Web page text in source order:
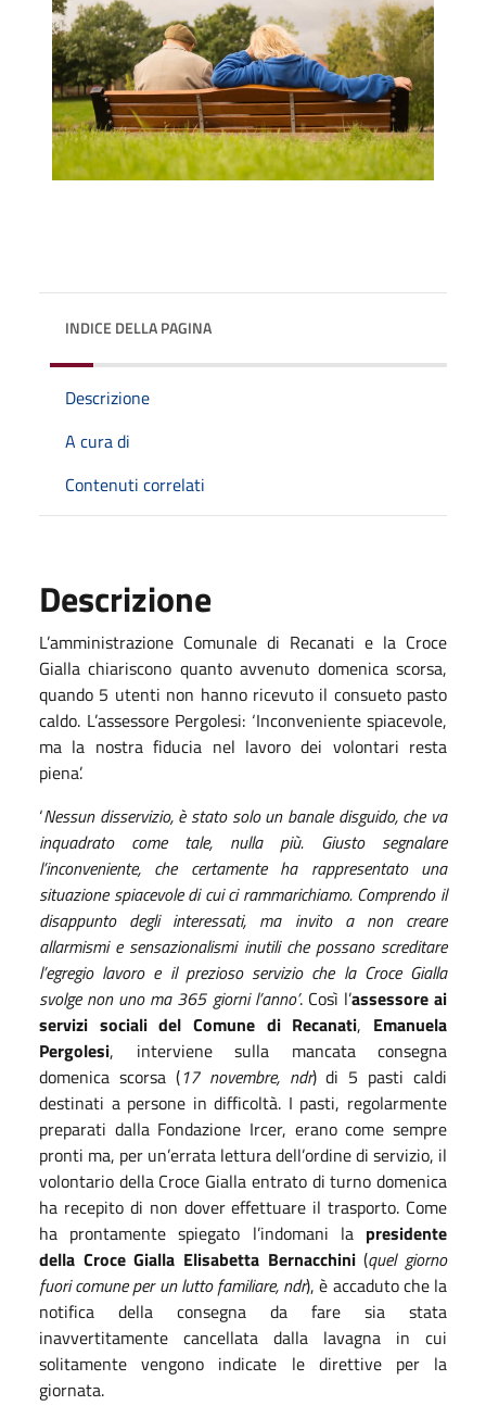
INDICE DELLA PAGINA
Descrizione
A cura di
Contenuti correlati
Descrizione
L’amministrazione Comunale di Recanati e la Croce
Gialla chiariscono quanto avvenuto domenica scorsa,
quando 5 utenti non hanno ricevuto il consueto pasto
caldo. L’assessore Pergolesi: ‘Inconveniente spiacevole,
ma la nostra fiducia nel lavoro dei volontari resta
piena’.
‘Nessun disservizio, è stato solo un banale disguido, che va
inquadrato come tale, nulla più. Giusto segnalare
l’inconveniente, che certamente ha rappresentato una
situazione spiacevole di cui ci rammarichiamo. Comprendo il
disappunto degli interessati, ma invito a non creare
allarmismi e sensazionalismi inutili che possano screditare
l’egregio lavoro e il prezioso servizio che la Croce Gialla
svolge non uno ma 365 giorni l’anno’. Così l’assessore ai
servizi sociali del Comune di Recanati, Emanuela
Pergolesi, interviene sulla mancata consegna
domenica scorsa (17 novembre, ndr) di 5 pasti caldi
destinati a persone in difficoltà. I pasti, regolarmente
preparati dalla Fondazione Ircer, erano come sempre
pronti ma, per un’errata lettura dell’ordine di servizio, il
volontario della Croce Gialla entrato di turno domenica
ha recepito di non dover effettuare il trasporto. Come
ha prontamente spiegato l’indomani la presidente
della Croce Gialla Elisabetta Bernacchini(quel giorno
fuori comune per un lutto familiare, ndr), è accaduto che la
notifica della consegna da fare sia stata
inavvertitamente cancellata dalla lavagna in cui
solitamente vengono indicate le direttive per la
giornata.